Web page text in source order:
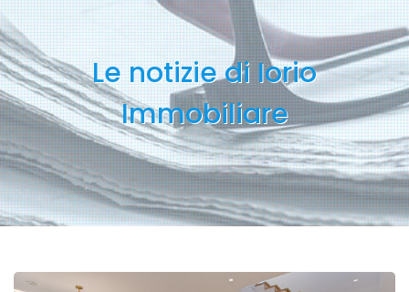
Le notizie di Iorio
Immobiliare